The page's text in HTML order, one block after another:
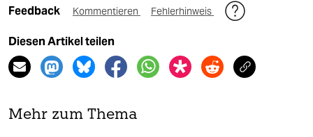
Feedback Kommentieren Fehlerhinweis
Diesen Artikel teilen
Mehr zum Thema